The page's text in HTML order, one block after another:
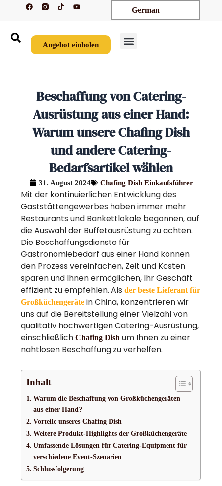
F
a
o
k
T
i
k
Y
o
b
e
German
Angebot einholen
Beschaffung von Catering-
Ausrüstung aus einer Hand:
Warum unsere Chafing Dish
und andere Catering-
Bedarfsartikel wählen
31. August 2024 Chafing Dish Einkaufsführer
Mit der kontinuierlichen Entwicklung des
Gaststättengewerbes haben immer mehr
Restaurants und Bankettlokale begonnen, auf
die Auswahl der Buffetausrüstung zu achten.
Die Beschaffungsdienste für
Gastronomiebedarf aus einer Hand können
den Prozess vereinfachen, Zeit und Kosten
sparen und Ihnen ermöglichen, Ihr Geschäft
effizient zu empfehlen. Alsder beste Lieferant für
Großküchengeräte in China, konzentrieren wir
uns auf die Bereitstellung einer Vielzahl von
qualitativ hochwertigen Catering-Ausrüstung,
einschließlichChafing Dish um Ihnen zu einer
nahtlosen Beschaffung zu verhelfen.
Inhalt
Warum die Beschaffung von Großküchengeräten
aus einer Hand?
Vorteile unseres Chafing Dish
Weitere Produkt-Highlights der Großküchengeräte
Umfassende Lösungen für Catering-Equipment für
verschiedene Event-Szenarien
Schlussfolgerung